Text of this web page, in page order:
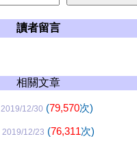
讀者留言
相關文章
2019/12/30 (79,570次)
2019/12/23 (76,311次)